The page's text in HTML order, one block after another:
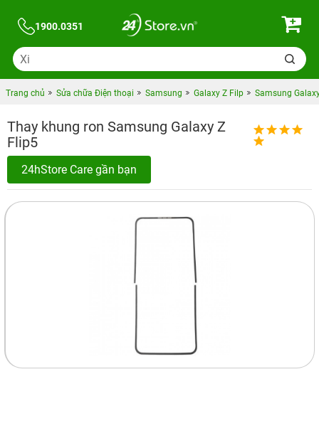
1900.0351
Trang chủ Sửa chữa Điện thoại Samsung Galaxy Z Filp Samsung
Thay khung ron Samsung Galaxy Z
Flip5
24hStore Care gần bạn